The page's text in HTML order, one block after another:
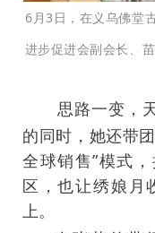
6月3日，在义乌佛堂
进步促进会副会长、
思路一变，
的同时，她还带
全球销售”模式
区，也让绣娘月
上。